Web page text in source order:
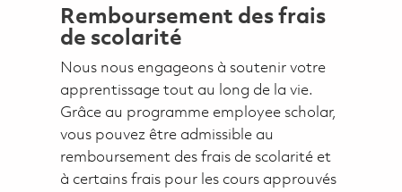
Remboursement des frais
de scolarité
Nous nous engageons à soutenir votre
apprentissage tout au long de la vie.
Grâce au programme employee scholar,
vous pouvez être admissible au
remboursement des frais de scolarité et
à certains frais pour les cours approuvés